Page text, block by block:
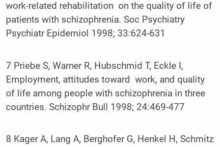
work-related rehabilitation on the quality of life of
patients with schizophrenia. Soc Psychiatry
Psychiatr Epidemiol 1998; 33:624-631
7 Priebe S, Warner R, Hubschmid T, Eckle I,
Employment, attitudes toward work, and quality
of life among people with schizophrenia in three
countries. Schizophr Bull 1998; 24:469-477
8 Kager A, Lang A, Berghofer G, Henkel H, Schmitz